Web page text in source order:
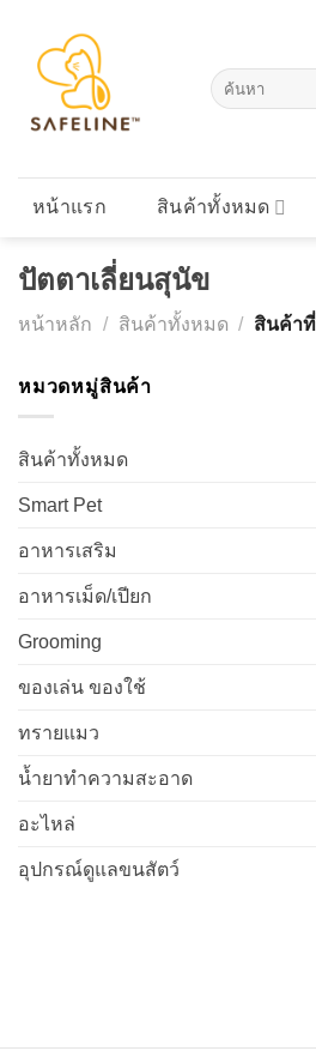
content
ค้นหา:
หน้าแรก สินค้าทั้งหมด
ปัตตาเลี่ยนสุนัข
หน้าหลัก / สินค้าทั้งหมด / สินค้า
หมวดหมู่สินค้า
สินค้าทั้งหมด
Smart Pet
อาหารเสริม
อาหารเม็ด/เปียก
Grooming
ของเล่น ของใช้
ทรายแมว
น้ำยาทำความสะอาด
อะไหล่
อุปกรณ์ดูแลขนสัตว์